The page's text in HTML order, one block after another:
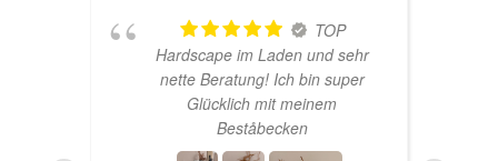
TOP
Hardscape im Laden und sehr
nette Beratung! Ich bin super
Glücklich mit meinem
Beståbecken